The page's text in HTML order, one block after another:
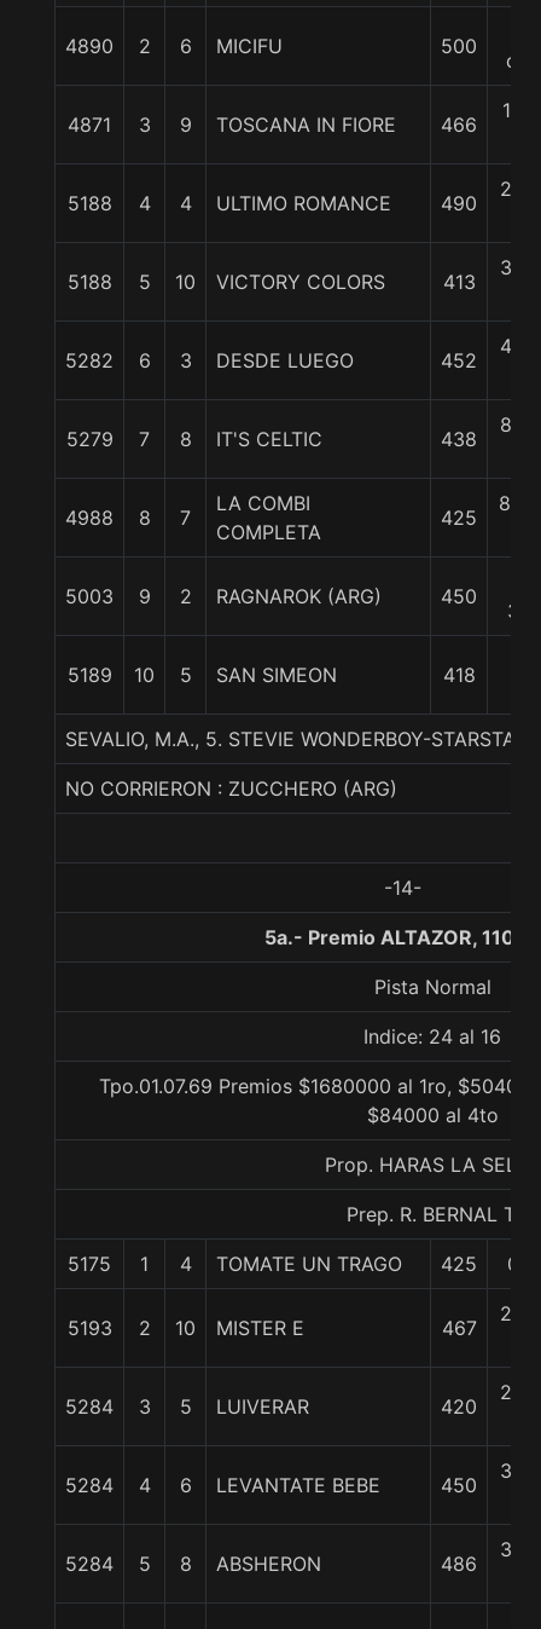
4890 2 6 MICIFU 500
cpo
4871 3 9 TOSCANA IN FIORE 466
1 1/
5188 4 4 ULTIMO ROMANCE 490
2 1/
5188 5 10 VICTORY COLORS 413
3 1/
5282 6 3 DESDE LUEGO 452
4 1/
5279 7 8 IT'S CELTIC 438
8 1/
4988 8 7
LA COMBI
COMPLETA
425
8 3/
5003 9 2 RAGNAROK (ARG) 450
3/4
5189 10 5 SAN SIMEON 418
SEVALIO, M.A., 5. STEVIE WONDERBOY-
NO CORRIERON : ZUCCHERO (ARG)
-14-
5a.- Premio ALTAZOR, 1100
Pista Normal
Indice: 24 al 16
Tpo.01.07.69 Premios $1680000 al 1ro,
$84000 al 4to
Prop. HARAS LA SELVA
Prep. R. BERNAL T.
5175 1 4 TOMATE UN TRAGO 425 0/0
5193 2 10 MISTER E 467
2 1/
5284 3 5 LUIVERAR 420
2 1/
5284 4 6 LEVANTATE BEBE 450
3 1/
5284 5 8 ABSHERON 486
3 1/